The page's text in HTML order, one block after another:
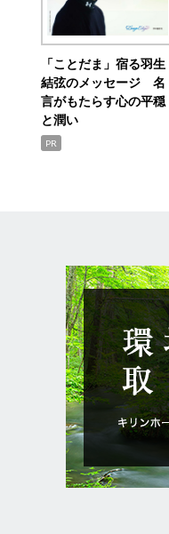
「ことだま」宿る羽生
結弦のメッセージ 名
言がもたらす心の平穏
と潤い
PR